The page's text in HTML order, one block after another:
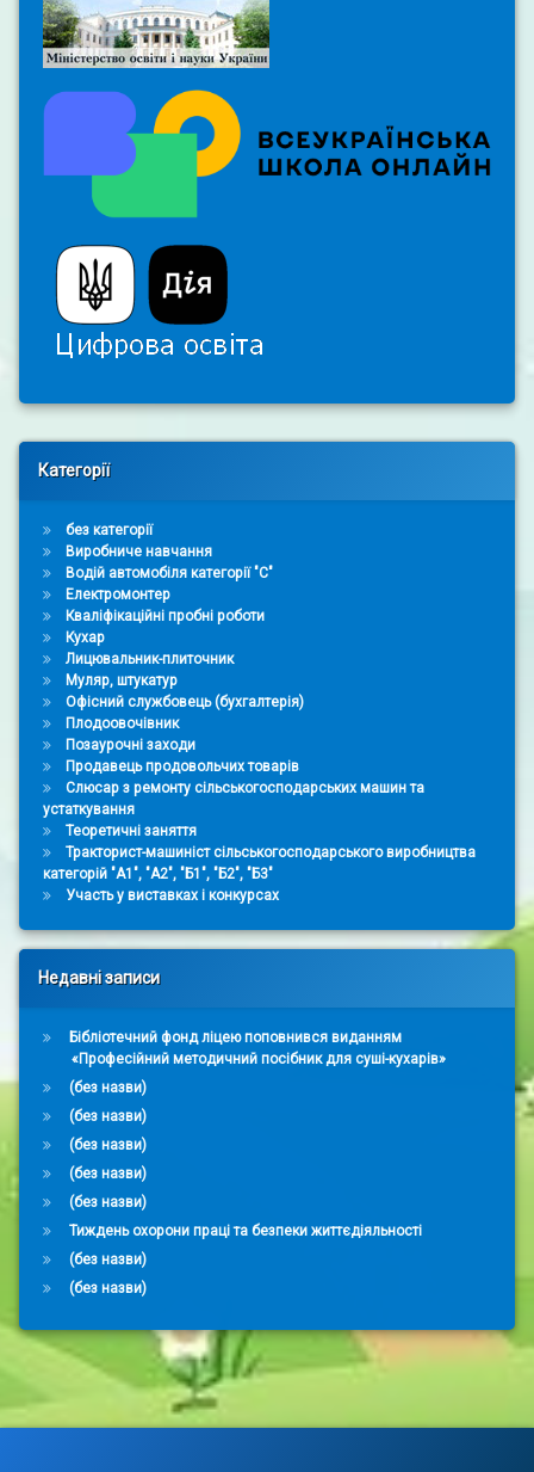
Right Sidebar
Категорії
без категорії
Виробниче навчання
Водій автомобіля категорії "С"
Електромонтер
Кваліфікаційні пробні роботи
Кухар
Лицювальник-плиточник
Муляр, штукатур
Офісний службовець (бухгалтерія)
Плодоовочівник
Позаурочні заходи
Продавець продовольчих товарів
Слюсар з ремонту сільськогосподарських машин та
устаткування
Теоретичні заняття
Тракторист-машиніст сільськогосподарського виробництва
категорій "А1", "А2", "Б1", "Б2", "Б3"
Участь у виставках і конкурсах
Недавні записи
Бібліотечний фонд ліцею поповнився виданням
«Професійний методичний посібник для суші-кухарів»
(без назви)
(без назви)
(без назви)
(без назви)
(без назви)
Тиждень охорони праці та безпеки життєдіяльності
(без назви)
(без назви)